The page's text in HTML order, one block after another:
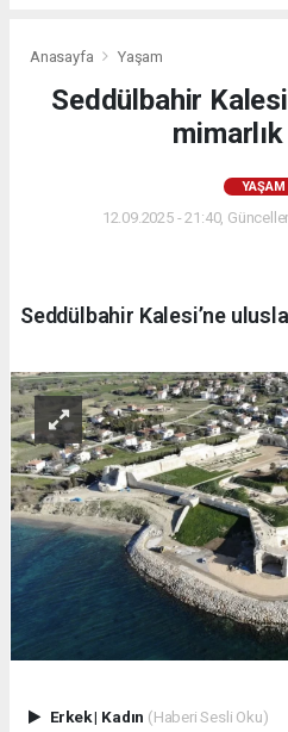
Anasayfa Yaşam
Seddülbahir
YAŞAM
12.09.2025 - 21:40,
Seddülbahir Kalesi’ne
Erkek| Kadın (Haberi Sesli Oku)